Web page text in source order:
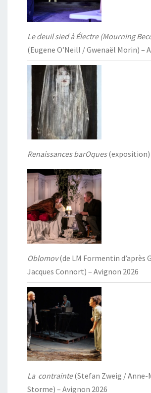
Le deuil sied à Électre (Mourning
(Eugene O’Neill / Gwenaël Morin) –
Renaissances barOques(exposition)
Oblomov(de LM Formentin d’après
Jacques Connort) – Avignon 2026
La contrainte(Stefan Zweig / Anne-
Storme) – Avignon 2026